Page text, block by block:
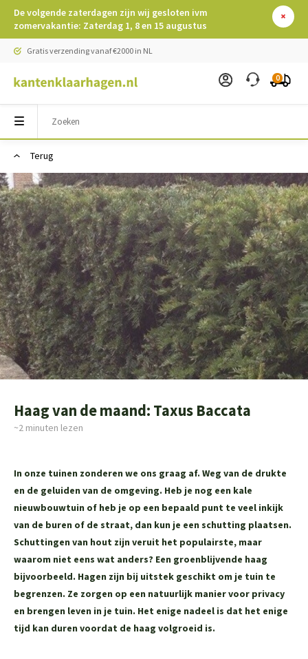
De volgende zaterdagen zijn wij gesloten ivm
zomervakantie: Zaterdag 1, 8 en 15 augustus
Gratis verzending vanaf €2000 in NL
0
Terug
Haag van de maand: Taxus Baccata
~2 minuten lezen
In onze tuinen zonderen we ons graag af. Weg van de drukte
en de geluiden van de omgeving. Heb je nog een kale
nieuwbouwtuin of heb je op een bepaald punt te veel inkijk
van de buren of de straat, dan kun je een schutting plaatsen.
Schuttingen van hout zijn veruit het populairste, maar
waarom niet eens wat anders? Een groenblijvende haag
bijvoorbeeld. Hagen zijn bij uitstek geschikt om je tuin te
begrenzen. Ze zorgen op een natuurlijk manier voor privacy
en brengen leven in je tuin. Het enige nadeel is dat het enige
tijd kan duren voordat de haag volgroeid is.